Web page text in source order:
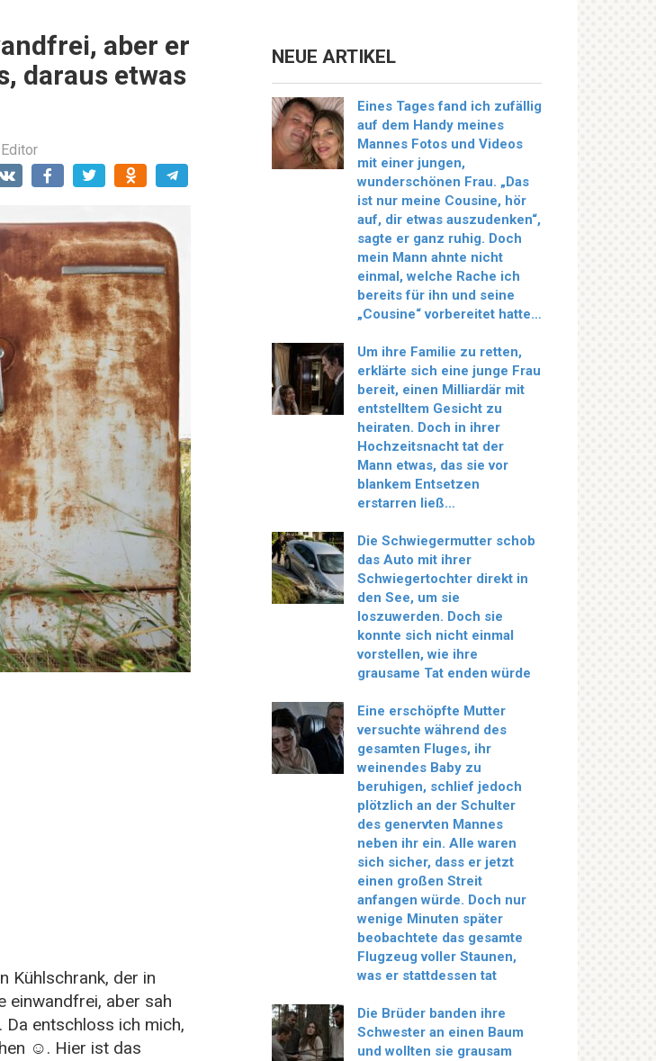
aber er
daraus etwas
Editor
Kühlschrank, der in
einwandfrei, aber sah
entschloss ich mich,
☺️. Hier ist das
NEUE ARTIKEL
Eines Tages fand ich zufällig
auf dem Handy meines
Mannes Fotos und Videos
mit einer jungen,
wunderschönen Frau. „Das
ist nur meine Cousine, hör
auf, dir etwas auszudenken“,
sagte er ganz ruhig. Doch
mein Mann ahnte nicht
einmal, welche Rache ich
bereits für ihn und seine
„Cousine“ vorbereitet hatte…
Um ihre Familie zu retten,
erklärte sich eine junge Frau
bereit, einen Milliardär mit
entstelltem Gesicht zu
heiraten. Doch in ihrer
Hochzeitsnacht tat der
Mann etwas, das sie vor
blankem Entsetzen
erstarren ließ…
Die Schwiegermutter schob
das Auto mit ihrer
Schwiegertochter direkt in
den See, um sie
loszuwerden. Doch sie
konnte sich nicht einmal
vorstellen, wie ihre
grausame Tat enden würde
Eine erschöpfte Mutter
versuchte während des
gesamten Fluges, ihr
weinendes Baby zu
beruhigen, schlief jedoch
plötzlich an der Schulter
des genervten Mannes
neben ihr ein. Alle waren
sich sicher, dass er jetzt
einen großen Streit
anfangen würde. Doch nur
wenige Minuten später
beobachtete das gesamte
Flugzeug voller Staunen,
was er stattdessen tat
Die Brüder banden ihre
Schwester an einen Baum
und wollten sie grausam